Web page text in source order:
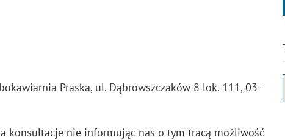
Praska, ul. Dąbrowszczaków 8 lok. 111, 03-
konsultacje nie informując nas o tym tracą możliwość